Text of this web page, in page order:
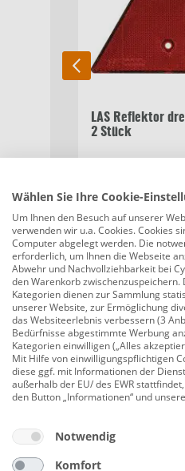
LAS Reflektor
2 Stück
6,59 €
Beschreibung
LAS
Produktnummer:0680350831
Die Rückleuchte
Kugellampe 12 V/21/
Wählen Sie Ihre Cookie-
Um Ihnen den Besuch auf unserer
verwenden wir u.a. Cookies. Cookies
Computer abgelegt werden. Die
erforderlich, um Ihnen die Webseite
Abwehr und Nachvollziehbarkeit bei
den Warenkorb
Kategorien dienen zur Sammlung
unserer Website, zur Ermöglichung
das Websiteerlebnis verbessern (3
Bedürfnisse abgestimmte Werbung
Kategorien einwilligen („Alles
Mit Hilfe von einwilligungspflichtigen
diese ggf. mit Informationen der
außerhalb der EU/ des EWR
den Button „Informationen“ und
Notwendig
Komfort